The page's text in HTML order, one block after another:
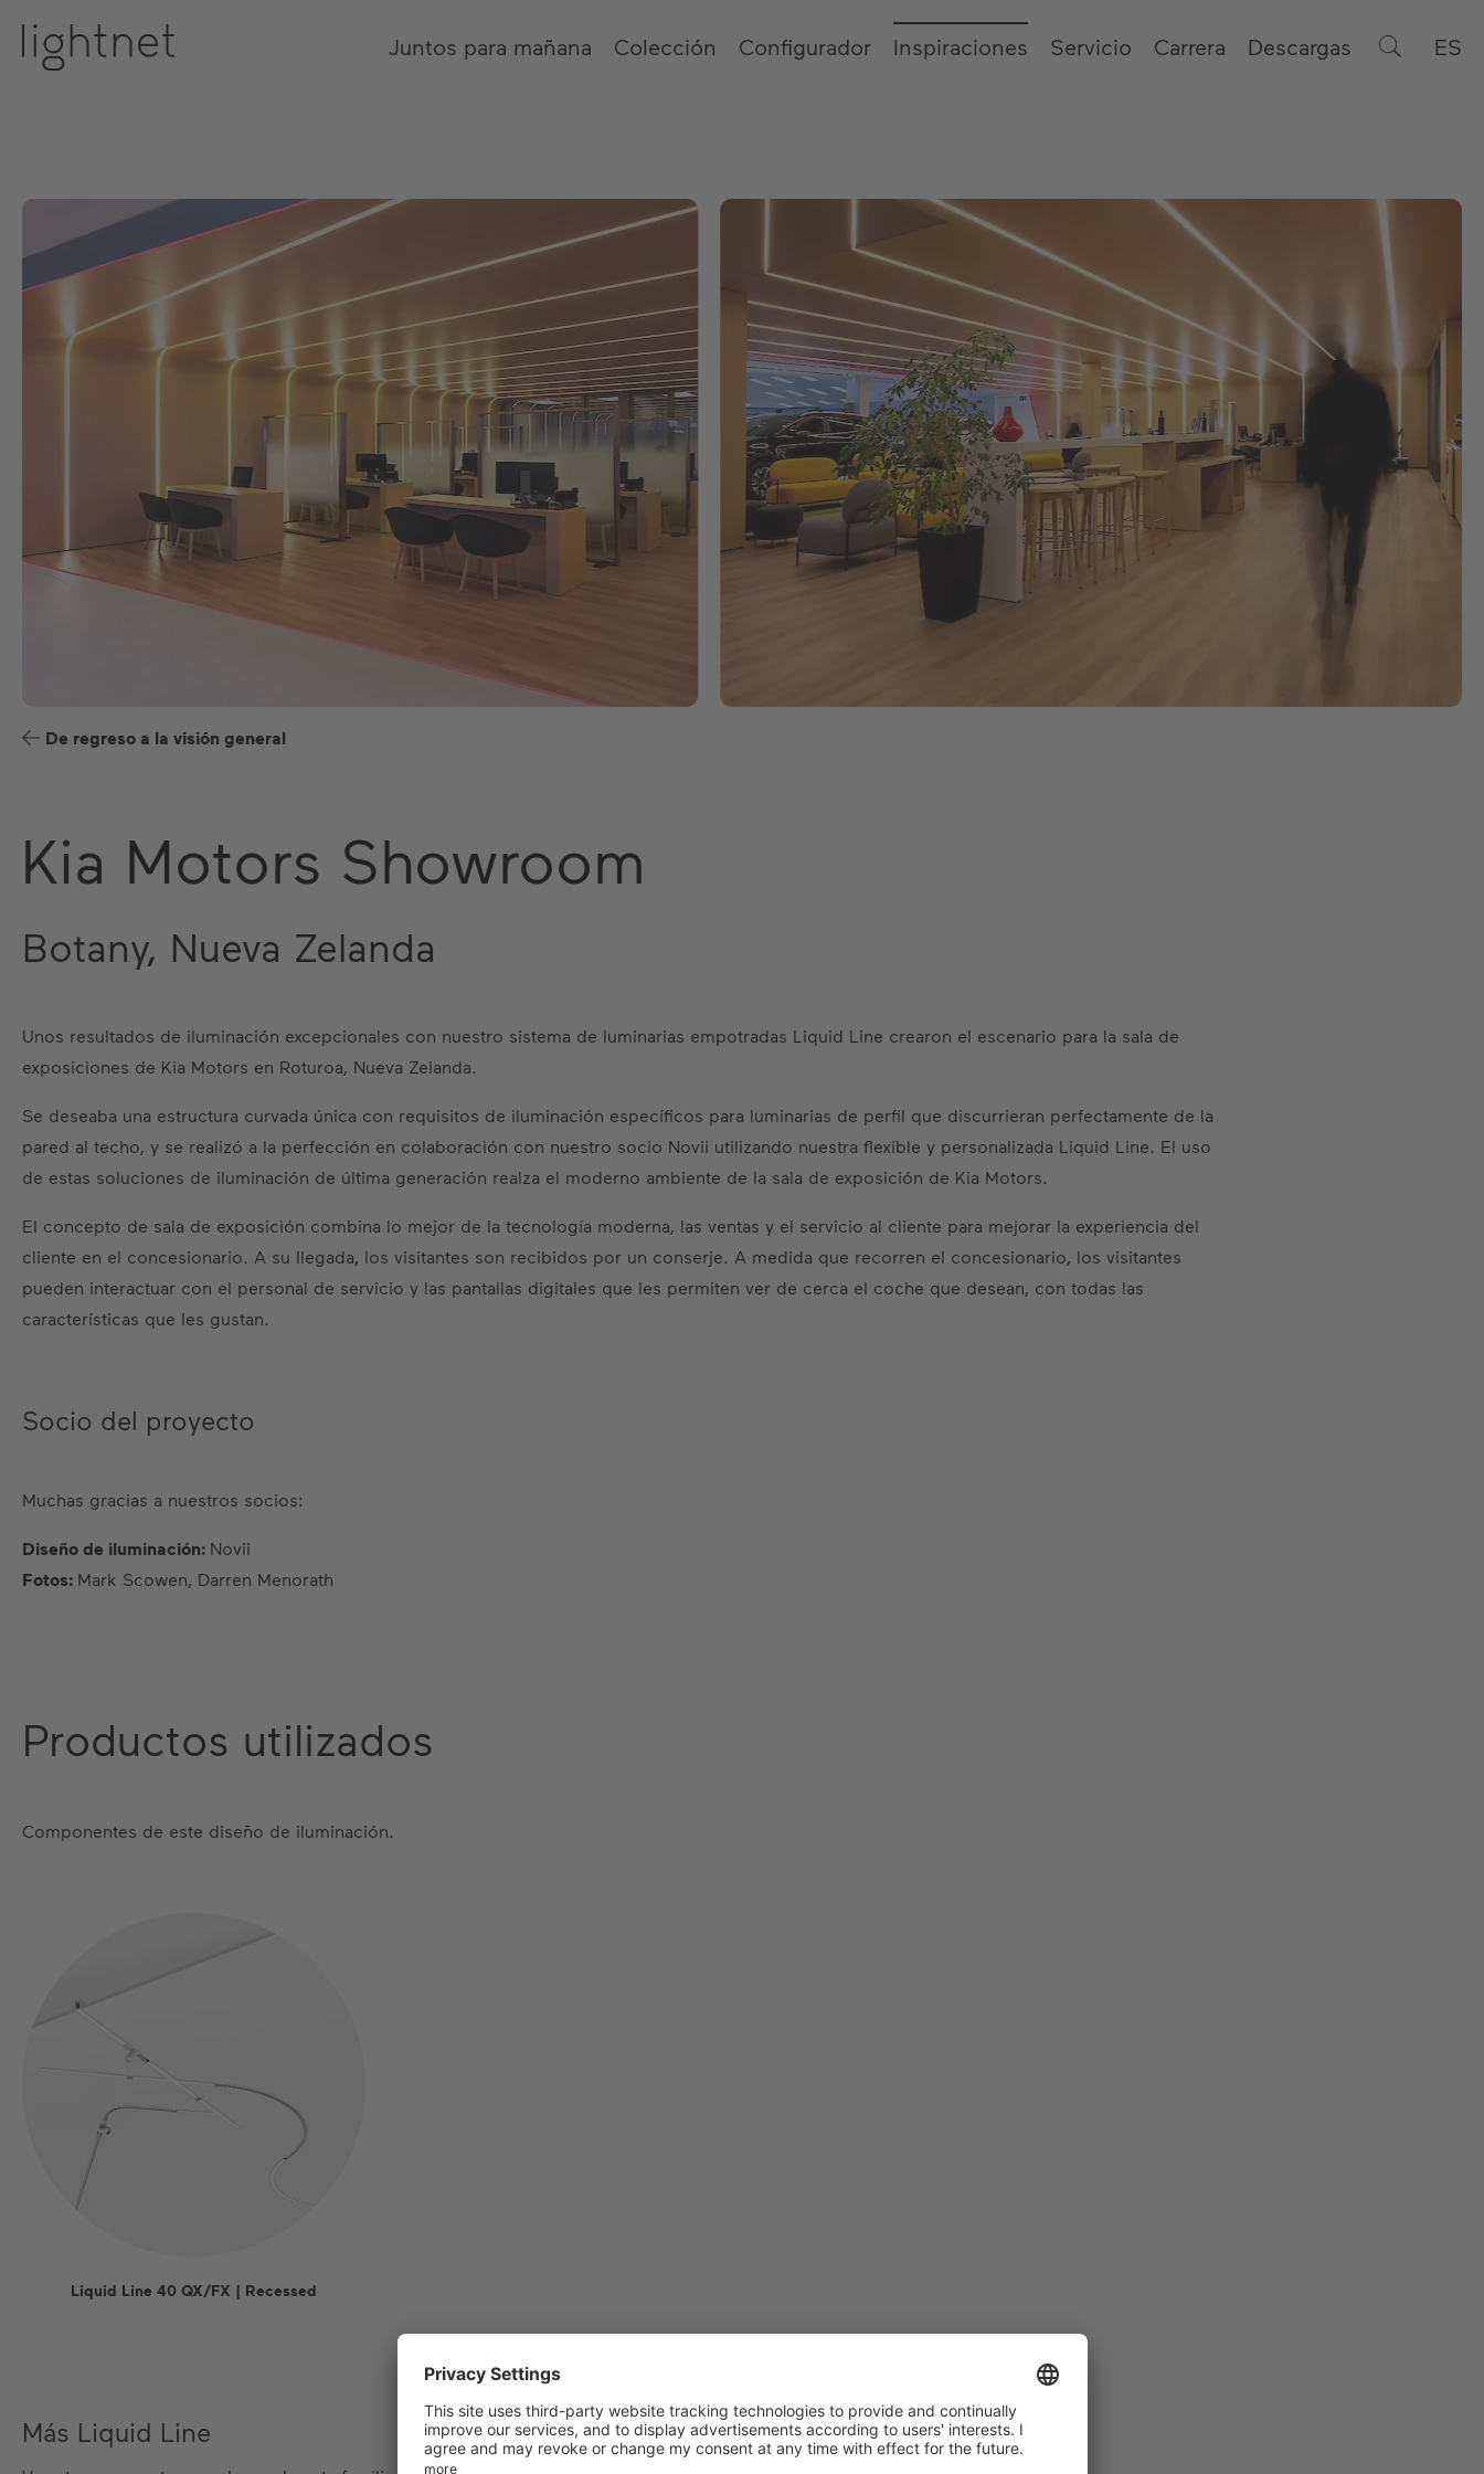
Juntos para mañana Colección Configurador Inspiraciones Servicio Carrera Descargas ES
De regreso a la visión general
Kia Motors Showroom
Botany, Nueva Zelanda
Unos resultados de iluminación excepcionales con nuestro sistema de luminarias empotradas Liquid Line crearon el escenario para la sala de
exposiciones de Kia Motors en Roturoa, Nueva Zelanda.
Se deseaba una estructura curvada única con requisitos de iluminación específicos para luminarias de perfil que discurrieran perfectamente de la
pared al techo, y se realizó a la perfección en colaboración con nuestro socio Novii utilizando nuestra flexible y personalizada Liquid Line. El uso
de estas soluciones de iluminación de última generación realza el moderno ambiente de la sala de exposición de Kia Motors.
El concepto de sala de exposición combina lo mejor de la tecnología moderna, las ventas y el servicio al cliente para mejorar la experiencia del
cliente en el concesionario. A su llegada, los visitantes son recibidos por un conserje. A medida que recorren el concesionario, los visitantes
pueden interactuar con el personal de servicio y las pantallas digitales que les permiten ver de cerca el coche que desean, con todas las
características que les gustan.
Socio del proyecto
Muchas gracias a nuestros socios:
Diseño de iluminación: Novii
Fotos: Mark Scowen, Darren Menorath
Productos utilizados
Componentes de este diseño de iluminación.
Liquid Line 40 QX/FX | Recessed
Más Liquid Line